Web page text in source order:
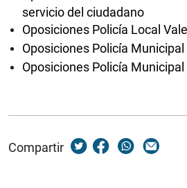
servicio del ciudadano
Oposiciones Policía Local
Oposiciones Policía
Oposiciones Policía
Compartir